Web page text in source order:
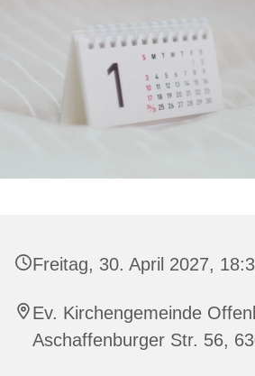
Freitag, 30. April 2027,
Ev. Kirchengemeinde
Aschaffenburger Str. 56,